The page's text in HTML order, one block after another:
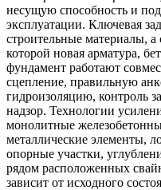
несущую способность и
эксплуатации. Ключевая
строительные материалы, а
которой новая арматура,
фундамент работают
сцепление, правильную
гидроизоляцию, контроль
надзор. Технологии
монолитные
металлические элементы,
опорные участки,
рядом расположенных
зависит от исходного